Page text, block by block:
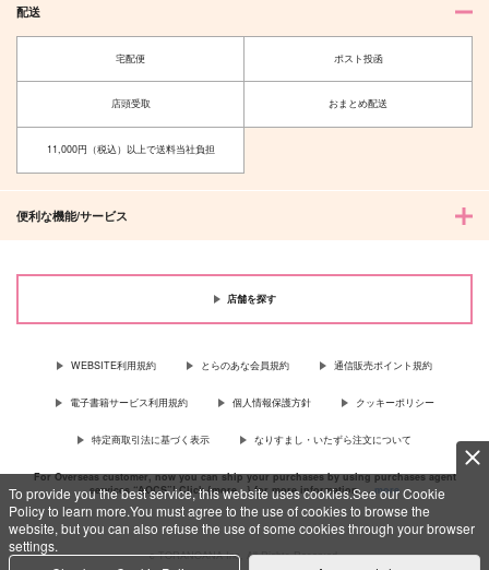
To provide you the best service, this website uses cookies.See our Cookie
Policy to learn more.You must agree to the use of cookies to browse the
website, but you can also refuse the use of some cookies through your browser
settings.
配送
宅配便 ポスト投函
店頭受取 おまとめ配送
11,000円（税込）以上で送料当社負担
便利な機能/サービス
店舗を探す
WEBSITE利用規約 とらのあな会員規約 通信販売ポイント規約
電子書籍サービス利用規約 個人情報保護方針 クッキーポリシー
特定商取引法に基づく表示 なりすまし・いたずら注文について
For Overseas customer, now you can ship your purchases by using purchases agent
services “AOCS”! Click {more…} for more information …more
c TORANOANA Inc, All Rights Reserved.